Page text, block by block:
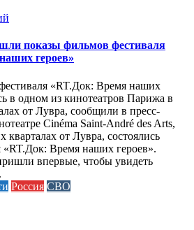
показы фильмов фестиваля
героев»
«RT.Док: Время наших
в одном из кинотеатров Парижа в
от Лувра, сообщили в пресс-
Cinéma Saint-André des Arts,
кварталах от Лувра, состоялись
«RT.Док: Время наших героев».
впервые, чтобы увидеть
Россия СВО